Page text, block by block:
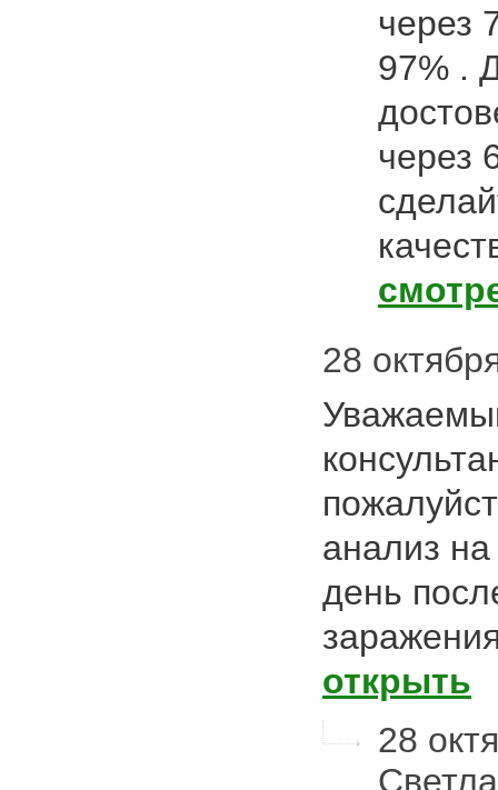
через
97% .
через
28
анализ
день
открыть
28